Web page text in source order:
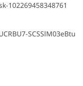
102269458348761
SCSSlM03eBtu